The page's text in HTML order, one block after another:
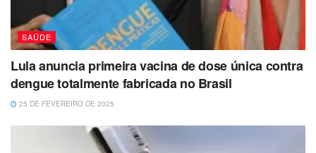
SAÚDE
Lula anuncia primeira vacina de dose única contra
dengue totalmente fabricada no Brasil
25 DE FEVEREIRO DE 2025